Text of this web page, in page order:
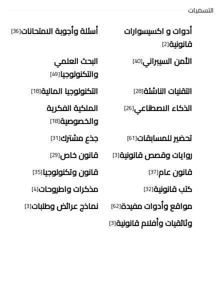
التسميات
أدوات و اكسيسوارات
قانونية[2]
أسئلة وأجوبة الامتحانات[36]
الأمن السيبراني[40]
البحث العلمي
والتكنولوجيا[49]
التقنيات الناشئة[28] التكنولوجيا المالية[18]
الذكاء الاصطناعي[26]
الملكية الفكرية
والخصوصية[18]
تحضير للمسابقات[61] جذع مشترك[31]
روايات وقصص قانونية[3] قانون خاص[29]
قانون عام[37] قانون وتكنولوجيا[35]
كتب قانونية[32] مذكرات واطروحات[4]
مواقع وأدوات مفيدة[62] نماذج عرائض وطلبات[3]
وثائقيات وأفلام قانونية[3]